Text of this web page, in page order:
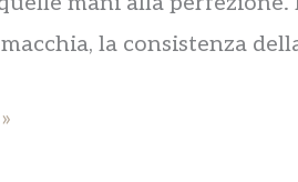
la consistenza